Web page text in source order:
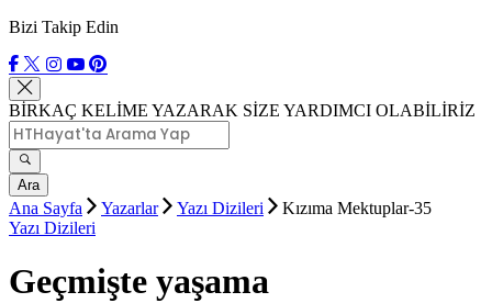
Bizi Takip Edin
BİRKAÇ KELİME YAZARAK SİZE YARDIMCI OLABİLİRİZ
Ara
Ana Sayfa Yazarlar Yazı Dizileri
Kızıma Mektuplar-35
Yazı Dizileri
Geçmişte yaşama